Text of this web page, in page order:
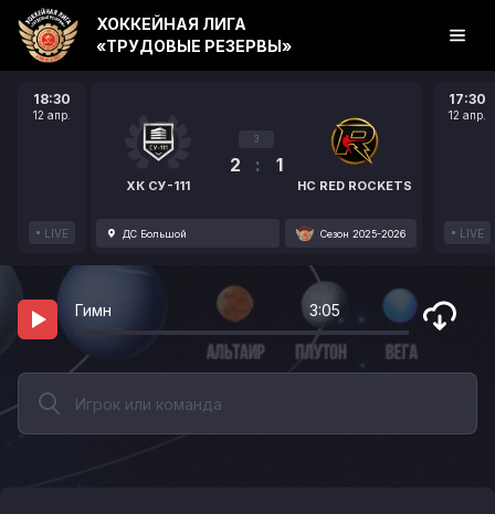
18:30
12 апр.
LIVE
ХК СУ-111
3
2 : 1
HC RED ROCKETS
ДС Большой Сезон 2025-2026
17:30
12 апр.
LIVE
ХОККЕЙНАЯ ЛИГА
«ТРУДОВЫЕ РЕЗЕРВЫ»
Гимн 3:05